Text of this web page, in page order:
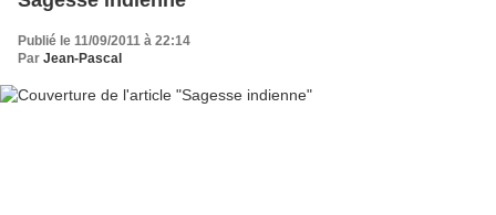
Publié le 11/09/2011 à 22:14
Par Jean-Pascal